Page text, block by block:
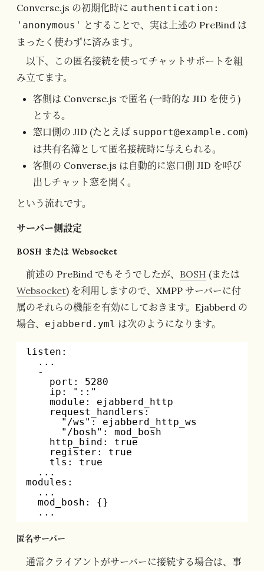
Converse.js の初期化時に authentication:
'anonymous' とすることで、実は上述の PreBind は
まったく使わずに済みます。
以下、この匿名接続を使ってチャットサポートを組
み立てます。
客側は Converse.js で匿名 (一時的な JID を使う)
とする。
窓口側の JID (たとえば support@example.com)
は共有名簿として匿名接続時に与えられる。
客側の Converse.js は自動的に窓口側 JID を呼び
出しチャット窓を開く。
という流れです。
サーバー側設定
BOSH または Websocket
前述の PreBind でもそうでしたが、 BOSH (または
Websocket) を利用しますので、XMPP サーバーに付
属のそれらの機能を有効にしておきます。Ejabberd の
場合、 ejabberd.yml は次のようになります。
listen:
...
-
port: 5280
ip: "::"
module: ejabberd_http
request_handlers:
"/ws": ejabberd_http_ws
"/bosh": mod_bosh
http_bind: true
register: true
tls: true
...
modules:
...
mod_bosh: {}
...
匿名サーバー
通常クライアントがサーバーに接続する場合は、事